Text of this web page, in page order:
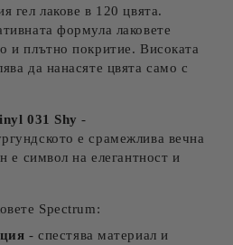
гел лакове в 120 цвята.
формула лаковете
и плътно покритие. Високата
да нанасяте цвята само с
031 Shy -
е срамежлива вечна
е символ на елегантност и
Spectrum:
- спестява материал и